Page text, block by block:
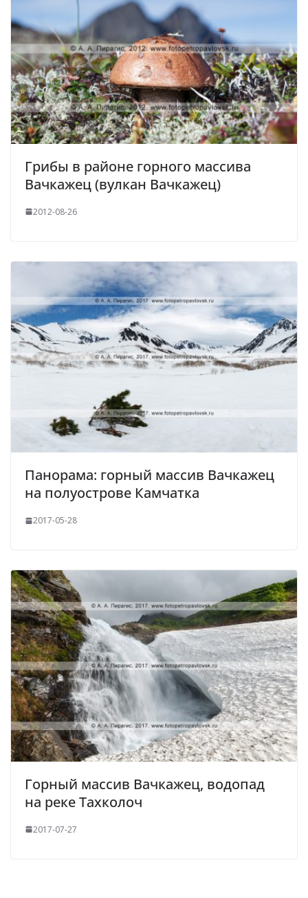
Грибы в районе горного массива
Вачкажец (вулкан Вачкажец)
2012-08-26
Панорама: горный массив Вачкажец
на полуострове Камчатка
2017-05-28
Горный массив Вачкажец, водопад
на реке Тахколоч
2017-07-27